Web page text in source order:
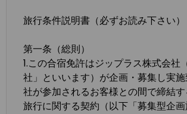
旅行条件説明書（必ずお読み下さい）
第一条（総則）
1.この合宿免許はジップラス株式会社
社」といいます）が企画・募集し実
社が参加されるお客様との間で締結
旅行に関する契約（以下「募集型企